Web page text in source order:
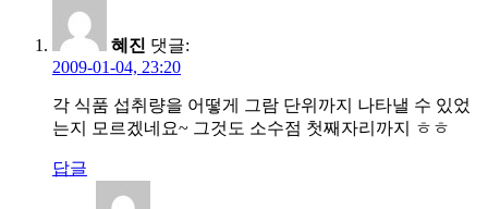
혜진 댓글:
2009-01-04, 23:20
각 식품 섭취량을 어떻게 그람 단위까지 나타낼 수 있었
는지 모르겠네요~ 그것도 소수점 첫째자리까지 ㅎㅎ
답글